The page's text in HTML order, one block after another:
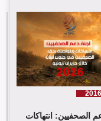
الصحفيين: انتهاكات